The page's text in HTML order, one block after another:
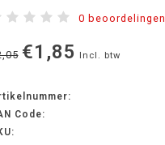
0 beoordelingen
€1,85 Incl. btw
Code: